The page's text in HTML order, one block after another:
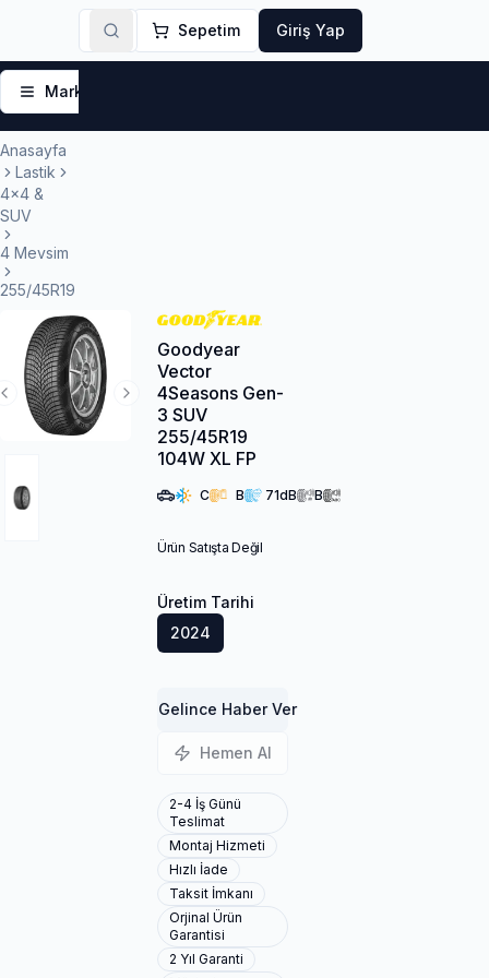
Sepetim Giriş Yap
Markalar
Anasayfa
Lastik
4x4 &
SUV
4 Mevsim
255/45R19
Next Slide
Previous Slide
Goodyear
Vector
4Seasons Gen-
3 SUV
255/45R19
104W XL FP
C B 71dB B
Ürün Satışta Değil
Üretim Tarihi
2024
Gelince Haber Ver
Hemen Al
2-4 İş Günü
Teslimat
Montaj Hizmeti
Hızlı İade
Taksit İmkanı
Orjinal Ürün
Garantisi
2 Yıl Garanti